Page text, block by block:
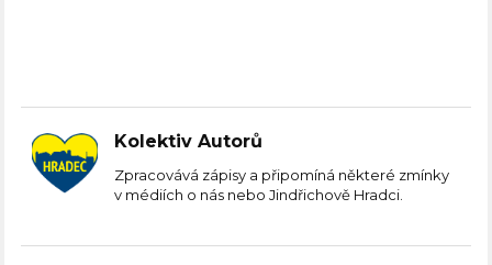
Kolektiv Autorů
Zpracovává zápisy a připomíná některé zmínky
v médiích o nás nebo Jindřichově Hradci.